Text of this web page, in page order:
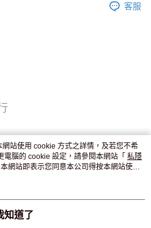
個工作天到店，7天內取。逾期後
客服
站使用 cookie 方式之詳情，及若您不希
腦的 cookie 設定，請參閱本網站「 私隱
網站即表示您同意本公司得按本網站使用
知道了